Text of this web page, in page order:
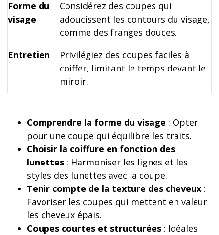
Forme du
visage
Considérez des coupes qui
adoucissent les contours du visage,
comme des franges douces.
Entretien
Privilégiez des coupes faciles à
coiffer, limitant le temps devant le
miroir.
Comprendre la forme du visage : Opter
pour une coupe qui équilibre les traits.
Choisir la coiffure en fonction des
lunettes : Harmoniser les lignes et les
styles des lunettes avec la coupe.
Tenir compte de la texture des cheveux :
Favoriser les coupes qui mettent en valeur
les cheveux épais.
Coupes courtes et structurées : Idéales